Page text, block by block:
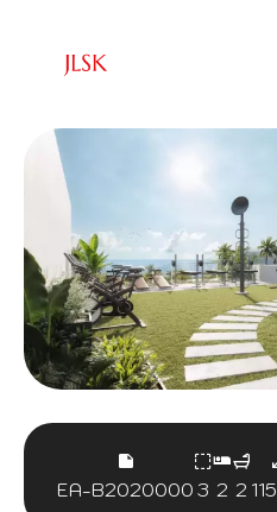
EA-B2020000 3 2 2